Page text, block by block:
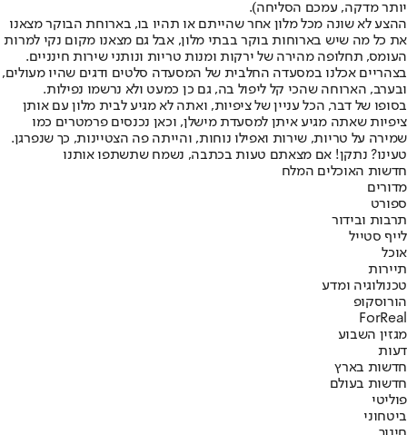
יותר מדקה, עמכם הסליחה).
ההצע לא שונה מכל מלון אחר שהייתם או תהיו בו, בארוחת הבוקר מצאנו
את כל מה שיש בארוחות בוקר בבתי מלון, אבל גם מצאנו מקום נקי למרות
העומס, תחלופה מהירה של ירקות ומנות טריות ונותני שירות חינניים.
בצהריים אכלנו במסעדה החלבית של המסעדה סלטים ודגים שהיו מעולים,
ובערב, הארוחה שהכי קל ליפול בה, גם כן כמעט ולא נרשמו נפילות.
בסופו של דבר, הכל עניין של ציפיות, ואתה לא מגיע לבית מלון עם אותן
ציפיות שאתה מגיע איתן למסעדת מישלן, וכאן נכנסים פרמטרים כמו
שמירה על טריות, שירות ואפילו נוחות, והייתה פה הצטיינות, כך שנפרגן.
טעינו? נתקן! אם מצאתם טעות בכתבה, נשמח שתשתפו אותנו
חדשות האוכלים המלח
מדורים
ספורט
תרבות ובידור
לייף סטייל
אוכל
תיירות
טכנולוגיה ומדע
הורוסקופ
ForReal
מגזין השבוע
דעות
חדשות בארץ
חדשות בעולם
פוליטי
ביטחוני